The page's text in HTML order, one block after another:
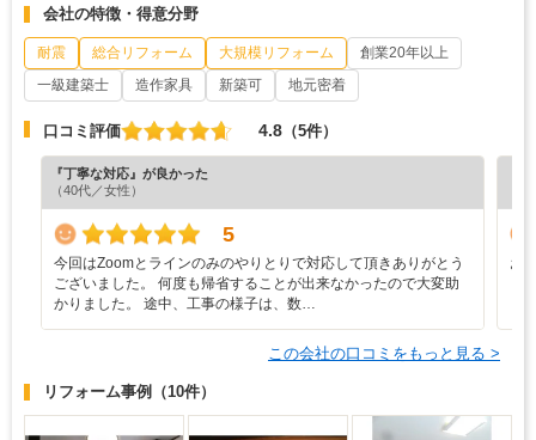
会社の特徴・得意分野
耐震 総合リフォーム 大規模リフォーム
創業20年以上
一級建築士
造作家具 新築可 地元密着
口コミ評価 4.8 （5件）
『丁寧な対応』が良かった
（40代／女性）
5
今回はZoomとラインのみのやりとりで対応して頂きありがとう
ございました。 何度も帰省することが出来なかったので大変助
かりました。 途中、工事の様子は、数…
お
この会社の口コミをもっと見る >
リフォーム事例 （10件）